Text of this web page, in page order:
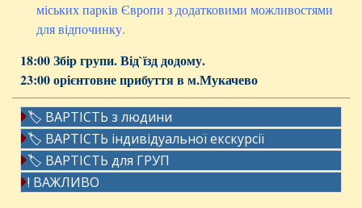
міських парків Європи з додатковими можливостями
для відпочинку.
18:00 Збір групи. Від`їзд додому.
23:00 орієнтовне прибуття в м.Мукачево
🏷 ВАРТІСТЬ з людини
🏷 ВАРТІСТЬ індивідуальної екскурсії
🏷 ВАРТІСТЬ для ГРУП
! ВАЖЛИВО